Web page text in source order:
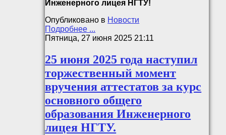
Инженерного лицея НГТУ!
Опубликовано в Новости
Подробнее ...
Пятница, 27 июня 2025 21:11
25 июня 2025 года наступил
торжественный момент
вручения аттестатов за курс
основного общего
образования Инженерного
лицея НГТУ.